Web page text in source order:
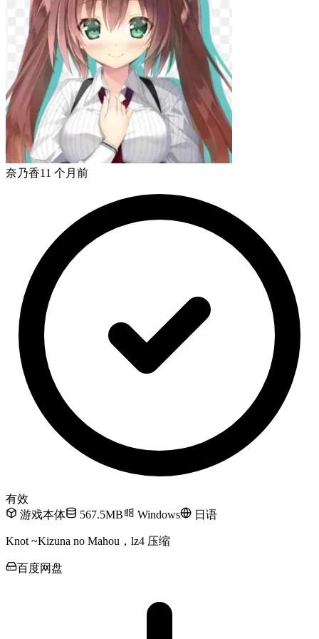
奈乃香11 个月前
有效
游戏本体
567.5MB Windows 日语
Knot ~Kizuna no Mahou，lz4 压缩
百度网盘